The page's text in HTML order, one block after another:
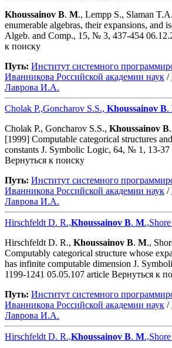
Khoussainov B. M., Lempp S., Slaman
enumerable algebras, their expansions, and
Algeb. and Comp., 15, № 3, 437-454
к поиску
Путь: Институт системного
Иванникова Роcсийской академии наук /
Лаврова И.А.
Cholak P.,Goncharov S.S., Khoussainov B.
Cholak P., Goncharov S.S., Khoussainov B.
[1999] Computable categorical structures
constants J. Symbolic Logic, 64, № 1, 13-37
Вернуться к поиску
Путь: Институт системного
Иванникова Роcсийской академии наук /
Лаврова И.А.
Hirschfeldt D. R.,Khoussainov B. M
Hirschfeldt D. R., Khoussainov B. M.,
Computably categorical structure whose
has infinite computable dimension J.
1199-1241 05.05.107 article Вернуться к
Путь: Институт системного
Иванникова Роcсийской академии наук /
Лаврова И.А.
Hirschfeldt D. R.,Khoussainov B. M